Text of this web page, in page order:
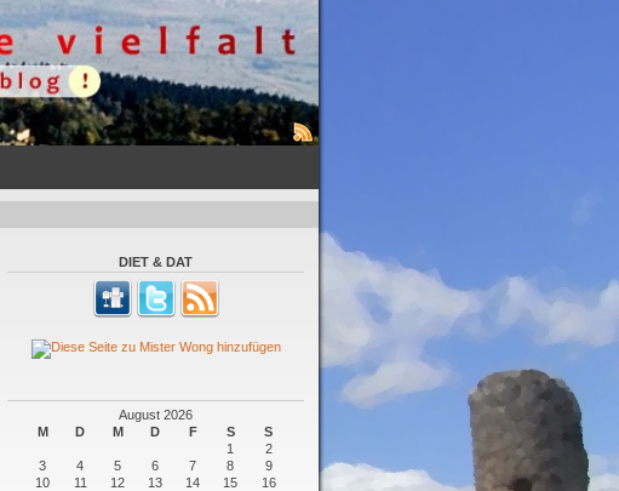
DIET & DAT
August 2026
M
D M D F S S
1
2
3
4 5 6 7 8
9
10
11 12 13 14 15
16